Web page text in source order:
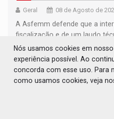
Geral 08 de Agosto de
A Asfemm defende que a
fiscalização e de um laudo
órgãos competentes
Nós usamos cookies em
experiência possível. Ao
concorda com esse uso. Para
como usamos cookies, veja